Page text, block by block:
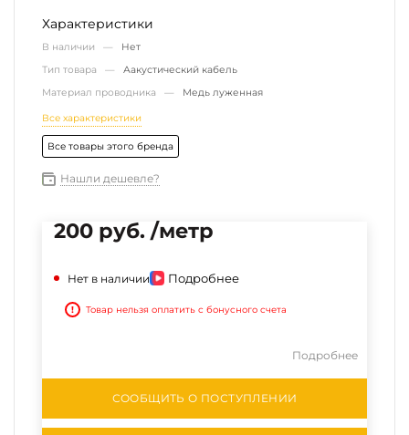
Характеристики
В наличии — Нет
Тип товара — Аакустический кабель
Материал проводника — Медь луженная
Все характеристики
Все товары этого бренда
Нашли дешевле?
200 руб. /метр
Нет в наличии Подробнее
! Товар нельзя оплатить с бонусного счета
Подробнее
СООБЩИТЬ О ПОСТУПЛЕНИИ